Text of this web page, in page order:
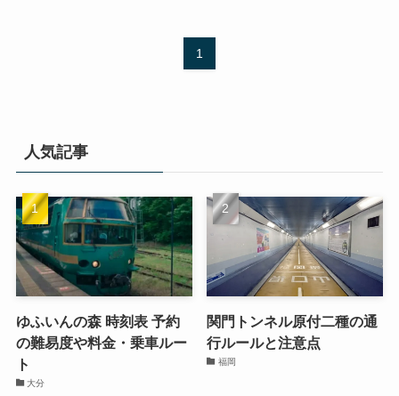
1
人気記事
ゆふいんの森 時刻表 予約
の難易度や料金・乗車ルー
ト
大分
関門トンネル原付二種の通
行ルールと注意点
福岡